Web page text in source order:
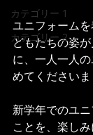
カテゴリー 1
カテゴリー 2
ユニフォーム
どもたちの姿
に、 一人一人
めてくださいま
新学年でのユ
ことを、楽し